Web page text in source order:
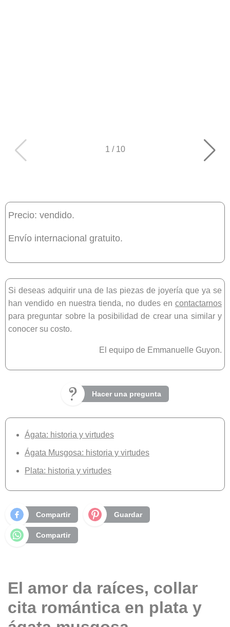
1 / 10
Precio: vendido.
Envío internacional gratuito.
Si deseas adquirir una de las piezas de joyería que ya se
han vendido en nuestra tienda, no dudes en contactarnos
para preguntar sobre la posibilidad de crear una similar y
conocer su costo.
El equipo de Emmanuelle Guyon.
Hacer una pregunta
Ágata: historia y virtudes
Ágata Musgosa: historia y virtudes
Plata: historia y virtudes
Compartir Guardar
Compartir
El amor da raíces, collar
cita romántica en plata y